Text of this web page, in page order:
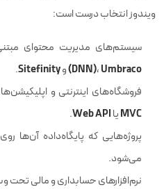
ویندوز انتخاب درست است:
سیستم‌های مدیریت محتوای
(DNN)،Umbraco وSitefinity
.
فروشگاه‌های اینترنتی و
MVCیاWeb API
.
پروژه‌هایی که پایگاه‌داده آن‌ها روی
می‌شود.
نرم‌افزارهای حسابداری و مالی تحت